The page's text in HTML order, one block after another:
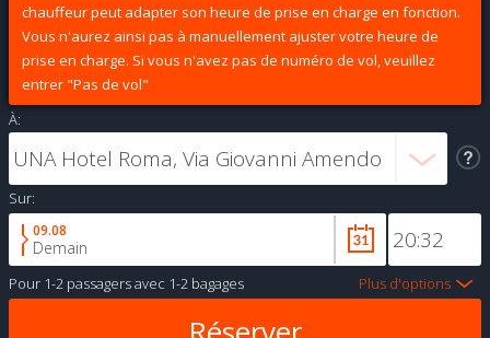
chauffeur peut adapter son heure de prise en charge en fonction.
Vous n'aurez ainsi pas à manuellement ajuster votre heure de
prise en charge. Si vous n'avez pas de numéro de vol, veuillez
entrer "Pas de vol"
À:
Sur:
09.08
Demain
Pour 1-2 passagersavec 1-2 bagages Plus d'options